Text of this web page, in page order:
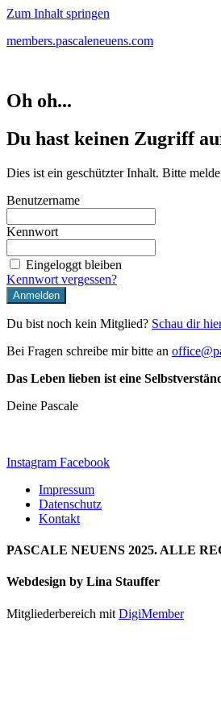
Zum Inhalt springen
members.pascaleneuens.com
Oh oh...
Du hast keinen Zugriff
Dies ist ein geschützter Inhalt. Bitte
Benutzername
Kennwort
Eingeloggt bleiben
Kennwort vergessen?
Du bist noch kein Mitglied? Schau dir
Bei Fragen schreibe mir bitte an
Das Leben lieben ist eine
Deine Pascale
Instagram Facebook
Impressum
Datenschutz
Kontakt
PASCALE NEUENS 2025. ALLE
Webdesign by Lina Stauffer
Mitgliederbereich mit DigiMember